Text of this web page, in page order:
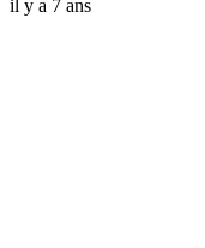
il y a 7 ans